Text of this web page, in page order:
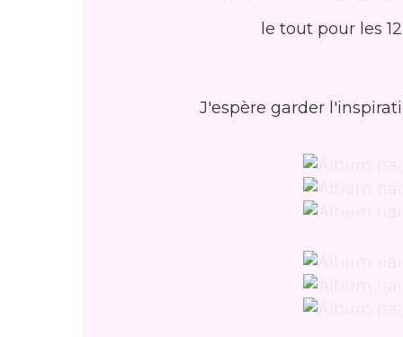
le tout pour les
J'espère garder